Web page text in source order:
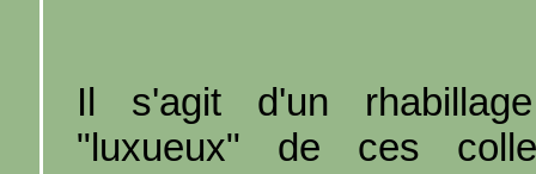
Il s'agit d'un
"luxueux" de ces